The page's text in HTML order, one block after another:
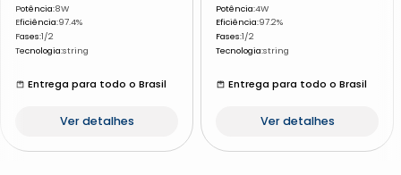
Potência:8W
Eficiência:97.4%
Fases:1/2
Tecnologia:string
Entrega para todo o Brasil
Ver detalhes
Potência:4W
Eficiência:97.2%
Fases:1/2
Tecnologia:string
Entrega para todo o Brasil
Ver detalhes